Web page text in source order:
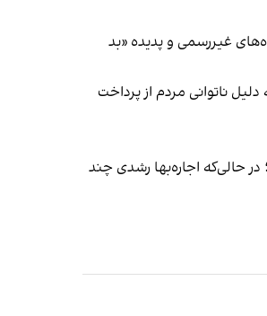
غیر‌رسمی و پدیده «بد
ناتوانی مردم از پرداخت
را به خود اختصاص می‌دهد؛ در حالی‌که اجاره‌بها رشدی چند